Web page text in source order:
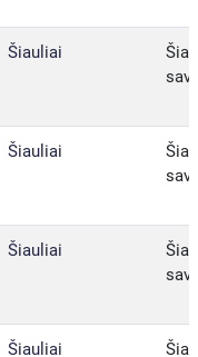
Šiauliai
sav.
Šiauliai
sav.
Šiauliai
sav.
Šiauliai